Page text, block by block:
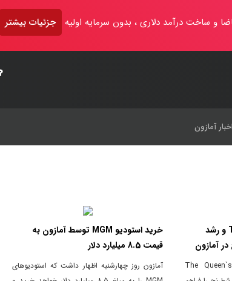
و ساخت درآمد دلاری ، بدون سرمایه اولیه جزئیات بیشتر
اخبار آمازون
سریال The Queen`s Gambit و رشد
آمازون
آمازون با آماده سازی سریال The Queen`s
خرید استودیو MGM توسط آمازون به
قیمت 8.5 میلیارد دلار
آمازون روز چهارشنبه اظهار داشت که استودیوهای